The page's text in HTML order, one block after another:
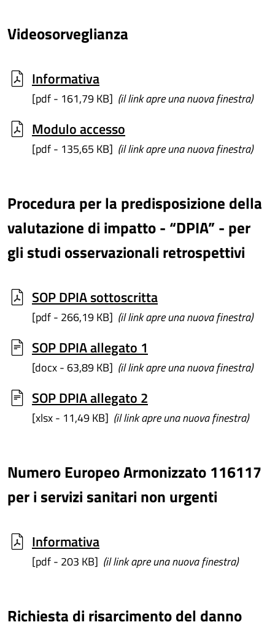
Videosorveglianza
Informativa
[pdf - 161,79 KB] (il link apre una nuova finestra)
Modulo accesso
[pdf - 135,65 KB] (il link apre una nuova finestra)
Procedura per la predisposizione della
valutazione di impatto - “DPIA” - per
gli studi osservazionali retrospettivi
SOP DPIA sottoscritta
[pdf - 266,19 KB] (il link apre una nuova finestra)
SOP DPIA allegato 1
[docx - 63,89 KB] (il link apre una nuova finestra)
SOP DPIA allegato 2
[xlsx - 11,49 KB] (il link apre una nuova finestra)
Numero Europeo Armonizzato 116117
per i servizi sanitari non urgenti
Informativa
[pdf - 203 KB] (il link apre una nuova finestra)
Richiesta di risarcimento del danno